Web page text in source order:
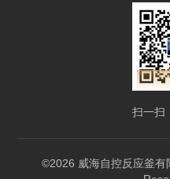
扫一扫
©2026 威海自控反应釜有